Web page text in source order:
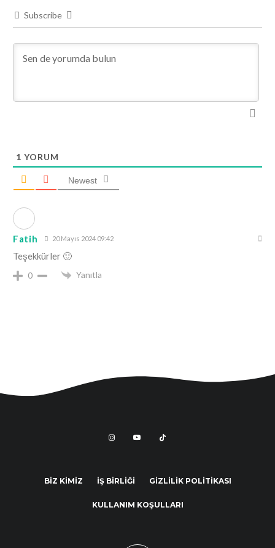
Subscribe
1 YORUM
Newest
Fatih 20 Mayıs 2024 09:42
Teşekkürler 🙂
0 Yanıtla
BİZ KİMİZ İŞ BİRLİĞİ GİZLİLİK POLİTİKASI
KULLANIM KOŞULLARI